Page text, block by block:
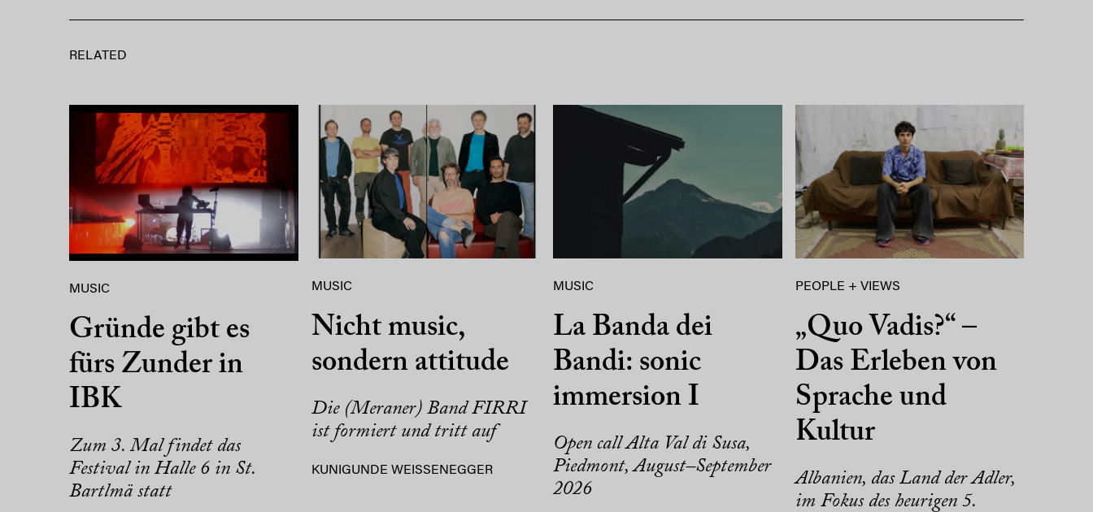
RELATED
MUSIC
Gründe gibt es
fürs Zunder in
IBK
Zum 3. Mal findet das
Festival in Halle 6 in St.
Bartlmä statt
MUSIC
Nicht music,
sondern attitude
Die (Meraner) Band FIRRI
ist formiert und tritt auf
KUNIGUNDE WEISSENEGGER
MUSIC
La Banda dei
Bandi: sonic
immersion I
Open call Alta Val di Susa,
Piedmont, August–September
2026
PEOPLE + VIEWS
„Quo Vadis?“ –
Das Erleben von
Sprache und
Kultur
Albanien, das Land der Adler,
im Fokus des heurigen 5.